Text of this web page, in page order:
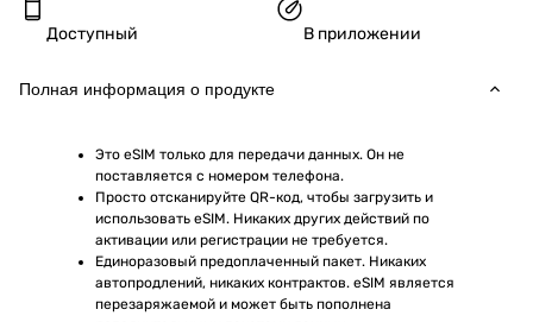
Доступный В приложении
Полная информация о продукте
Это eSIM только для передачи данных. Он не
поставляется с номером телефона.
Просто отсканируйте QR-код, чтобы загрузить и
использовать eSIM. Никаких других действий по
активации или регистрации не требуется.
Единоразовый предоплаченный пакет. Никаких
автопродлений, никаких контрактов. eSIM является
перезаряжаемой и может быть пополнена